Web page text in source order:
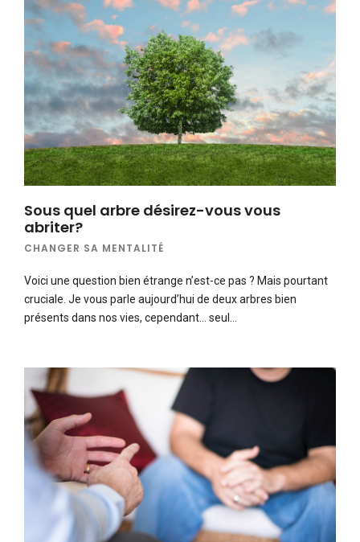
Sous quel arbre désirez-vous vous
abriter?
CHANGER SA MENTALITÉ
Voici une question bien étrange n’est-ce pas ? Mais pourtant
cruciale. Je vous parle aujourd’hui de deux arbres bien
présents dans nos vies, cependant… seul…